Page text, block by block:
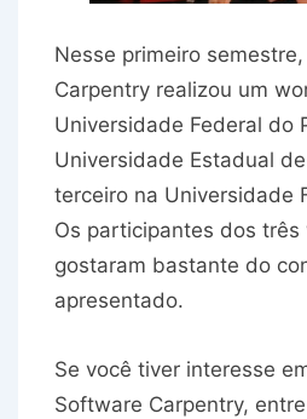
Nesse primeiro
Carpentry realizou um
Universidade Federal do
Universidade Estadual
terceiro na Universidade
Os participantes dos três
gostaram bastante do
apresentado.
Se você tiver interesse
Software Carpentry,